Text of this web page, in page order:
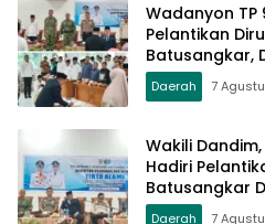
Wadanyon TP
Pelantikan
Batusangkar,
Keamanan
Daerah 7
Wakili
Hadiri
Batusangkar
Daerah 7